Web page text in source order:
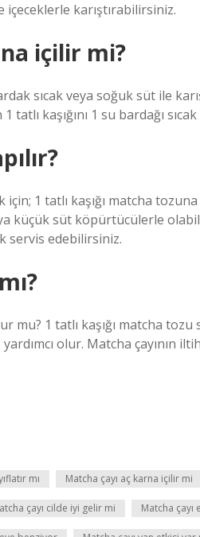
karıştırabilirsiniz.
içilir mi?
sıcak veya soğuk süt ile
kaşığını 1 su bardağı
için; 1 tatlı kaşığı matcha
küçük süt köpürtücülerle
servis edebilirsiniz.
mu? 1 tatlı kaşığı matcha
olur. Matcha çayının
mı Matcha çayı aç karna içilir mi
çayı cilde iyi gelir mi Matcha çayı